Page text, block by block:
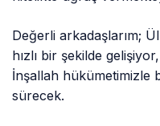
Değerli arkadaşlarım;
hızlı bir şekilde
İnşallah hükümetimizle
sürecek.